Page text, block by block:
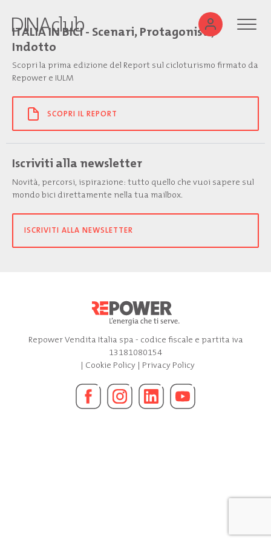
ITALIA IN BICI - Scenari, Protagonisti,
Indotto
Scopri la prima edizione del Report sul cicloturismo firmato da
Repower e IULM
SCOPRI IL REPORT
Iscriviti alla newsletter
Novità, percorsi, ispirazione: tutto quello che vuoi sapere sul
mondo bici direttamente nella tua mailbox.
ISCRIVITI ALLA NEWSLETTER
Repower Vendita Italia spa - codice fiscale e partita iva
13181080154
| Cookie Policy| Privacy Policy